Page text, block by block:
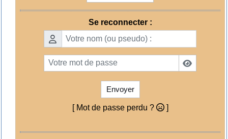
Se reconnecter :
Envoyer
[ Mot de passe perdu ? ]